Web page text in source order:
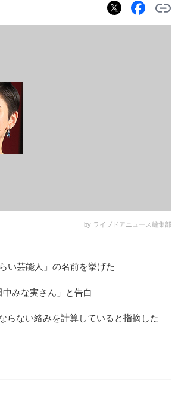
by ライブドアニュース編集部
い芸能人」の名前を挙げた
みな実さん」と告白
らない絡みを計算していると指摘した